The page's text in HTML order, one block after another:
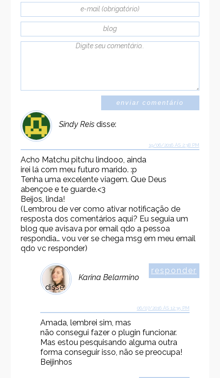
Sindy Reis disse:
19/06/2016 ÀS 2:38 PM
Acho Matchu pitchu lindooo, ainda
irei lá com meu futuro marido. :p
Tenha uma excelente viagem. Que Deus
abençoe e te guarde.<3
Beijos, linda!
(Lembrou de ver como ativar notificação de
resposta dos comentários aqui? Eu seguia um
blog que avisava por email qdo a pessoa
respondia… vou ver se chega msg em meu email
qdo vc responder)
responder
Karina Belarmino
disse:
06/07/2016 ÀS 12:35 PM
Amada, lembrei sim, mas
não consegui fazer o plugin funcionar.
Mas estou pesquisando alguma outra
forma conseguir isso, não se preocupa!
Beijinhos